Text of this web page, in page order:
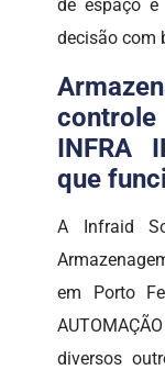
de espaço
decisão com
INFRA
que
A Infraid
em Porto
diversos